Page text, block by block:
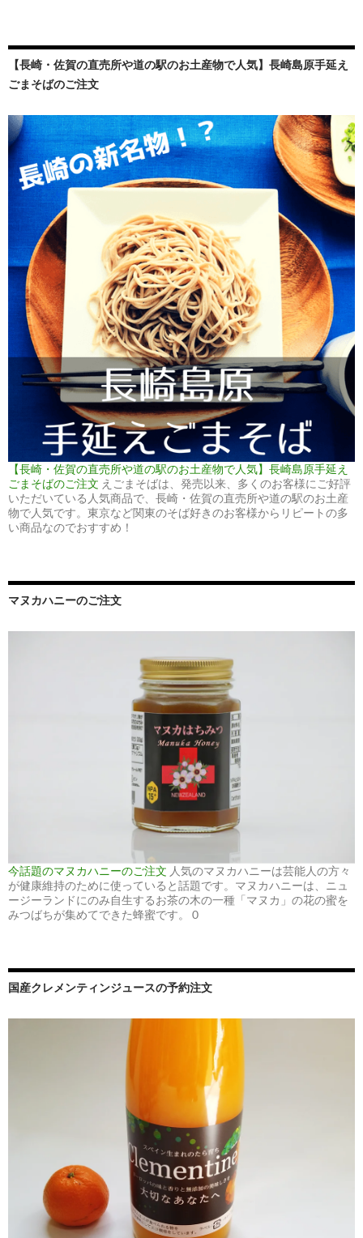
【長崎・佐賀の直売所や道の駅のお土産物で人気】長崎島原手延え
ごまそばのご注文
【長崎・佐賀の直売所や道の駅のお土産物で人気】長崎島原手延え
ごまそばのご注文 えごまそばは、発売以来、多くのお客様にご好評
いただいている人気商品で、長崎・佐賀の直売所や道の駅のお土産
物で人気です。東京など関東のそば好きのお客様からリピートの多
い商品なのでおすすめ！
マヌカハニーのご注文
今話題のマヌカハニーのご注文 人気のマヌカハニーは芸能人の方々
が健康維持のために使っていると話題です。マヌカハニーは、ニュ
ージーランドにのみ自生するお茶の木の一種「マヌカ」の花の蜜を
みつばちが集めてできた蜂蜜です。 0
国産クレメンティンジュースの予約注文